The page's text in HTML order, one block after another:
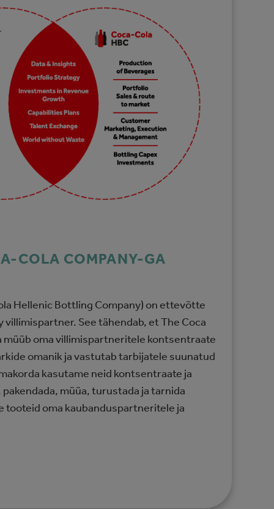
COLA COMPANY-GA
Hellenic Bottling Company) on ettevõtte
villimispartner. See tähendab, et The Coca
müüb oma villimispartneritele kontsentraate
omanik ja vastutab tarbijatele suunatud
kasutame neid kontsentraate ja
müüa, turustada ja tarnida
tooteid oma kaubanduspartneritele ja